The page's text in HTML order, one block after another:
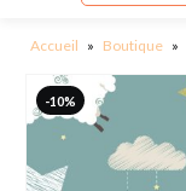
Accueil » Boutique »
-10%